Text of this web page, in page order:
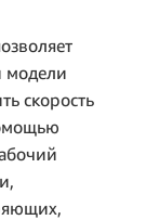
модели
скорость